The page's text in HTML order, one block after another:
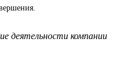
деятельности компании